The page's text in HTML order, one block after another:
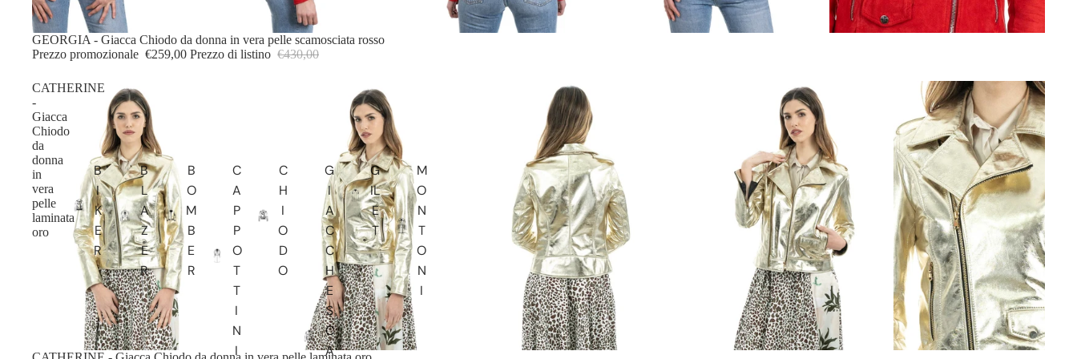
B
I
K
E
R
B
L
A
Z
E
R
B
O
M
B
E
R
C
A
P
P
O
T
T
I
N
I
C
H
I
O
D
O
G
I
A
C
C
H
E
S
C
A
G
IL
E
T
M
O
N
T
O
N
I
IN OFFERTA
GEORGIA - Giacca Chiodo da donna in vera pelle scamosciata rosso
Prezzo promozionale €259,00 Prezzo di listino €430,00
CATHERINE
-
Giacca
Chiodo
da
donna
in
vera
pelle
laminata
oro